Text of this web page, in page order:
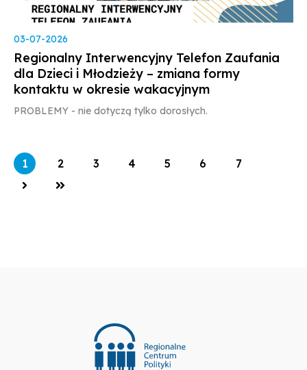
03-07-2026
Regionalny Interwencyjny Telefon Zaufania
dla Dzieci i Młodzieży – zmiana formy
kontaktu w okresie wakacyjnym
PROBLEMY - nie dotyczą tylko dorosłych.
STRONA
1 STRONA
2 STRONA
3 STRONA
4 STRONA
5 STRONA
6 STRONA
7
NASTEPNA_STRONA